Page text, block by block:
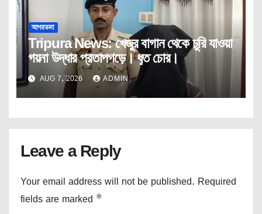
আগরতলা
Tripura News: খেজুর বাগান থেকে চুরি যাওয়া
গয়না উদ্ধার প্রতাপগড়ে। ধৃত চোর।
AUG 7, 2026 ADMIN
Leave a Reply
Your email address will not be published. Required
fields are marked *